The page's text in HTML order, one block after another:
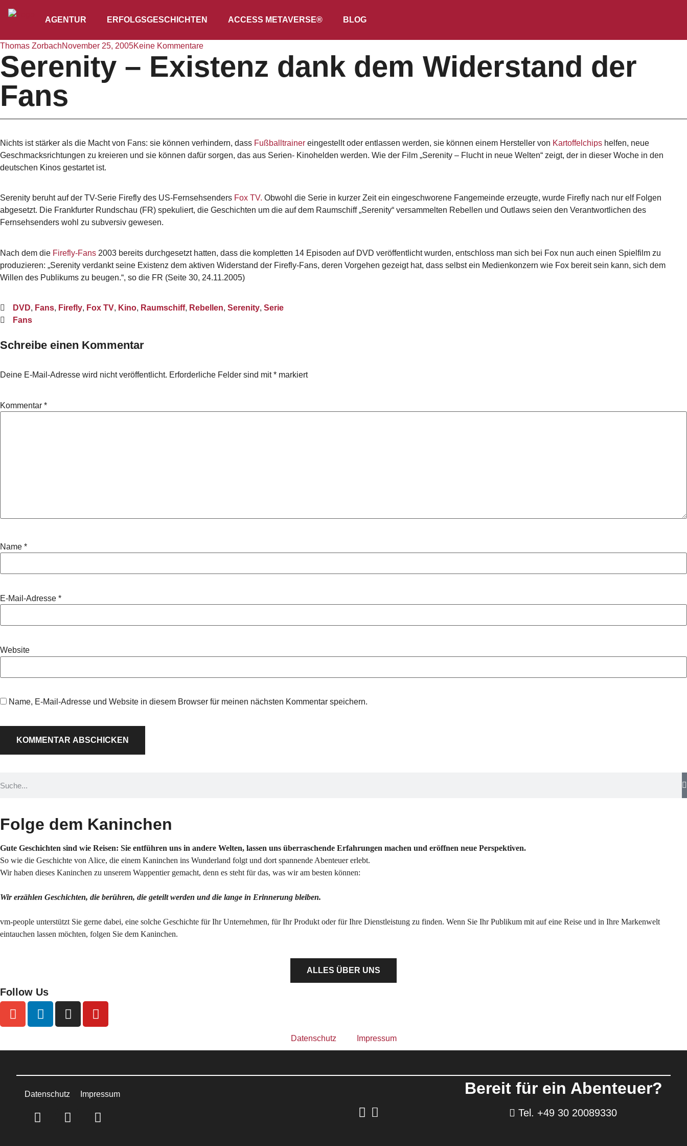
AGENTUR ERFOLGSGESCHICHTEN ACCESS METAVERSE® BLOG
Thomas ZorbachNovember 25, 2005Keine Kommentare
Serenity – Existenz dank dem Widerstand der
Fans
Nichts ist stärker als die Macht von Fans: sie können verhindern, dass Fußballtrainer eingestellt oder entlassen werden, sie können einem Hersteller von Kartoffelchips helfen, neue
Geschmacksrichtungen zu kreieren und sie können dafür sorgen, das aus Serien- Kinohelden werden. Wie der Film „Serenity – Flucht in neue Welten“ zeigt, der in dieser Woche in den
deutschen Kinos gestartet ist.
Serenity beruht auf der TV-Serie Firefly des US-Fernsehsenders Fox TV. Obwohl die Serie in kurzer Zeit ein eingeschworene Fangemeinde erzeugte, wurde Firefly nach nur elf Folgen
abgesetzt. Die Frankfurter Rundschau (FR) spekuliert, die Geschichten um die auf dem Raumschiff „Serenity“ versammelten Rebellen und Outlaws seien den Verantwortlichen des
Fernsehsenders wohl zu subversiv gewesen.
Nach dem die Firefly-Fans 2003 bereits durchgesetzt hatten, dass die kompletten 14 Episoden auf DVD veröffentlicht wurden, entschloss man sich bei Fox nun auch einen Spielfilm zu
produzieren: „Serenity verdankt seine Existenz dem aktiven Widerstand der Firefly-Fans, deren Vorgehen gezeigt hat, dass selbst ein Medienkonzern wie Fox bereit sein kann, sich dem
Willen des Publikums zu beugen.“, so die FR (Seite 30, 24.11.2005)
DVD, Fans, Firefly, Fox TV, Kino, Raumschiff, Rebellen, Serenity, Serie
Fans
Schreibe einen Kommentar
Deine E-Mail-Adresse wird nicht veröffentlicht. Erforderliche Felder sind mit* markiert
Kommentar *
Name *
E-Mail-Adresse *
Website
Name, E-Mail-Adresse und Website in diesem Browser für meinen nächsten Kommentar speichern.
Folge dem Kaninchen
Gute Geschichten sind wie Reisen: Sie entführen uns in andere Welten, lassen uns überraschende Erfahrungen machen und eröffnen neue Perspektiven.
So wie die Geschichte von Alice, die einem Kaninchen ins Wunderland folgt und dort spannende Abenteuer erlebt.
Wir haben dieses Kaninchen zu unserem Wappentier gemacht, denn es steht für das, was wir am besten können:
Wir erzählen Geschichten, die berühren, die geteilt werden und die lange in Erinnerung bleiben.
vm-people unterstützt Sie gerne dabei, eine solche Geschichte für Ihr Unternehmen, für Ihr Produkt oder für Ihre Dienstleistung zu finden. Wenn Sie Ihr Publikum mit auf eine Reise und in Ihre Markenwelt
eintauchen lassen möchten, folgen Sie dem Kaninchen.
ALLES ÜBER UNS
Follow Us
Datenschutz Impressum
Datenschutz Impressum Bereit für ein Abenteuer?
Tel. +49 30 20089330